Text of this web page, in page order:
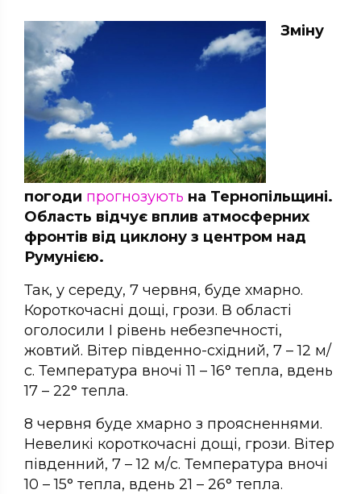
Зміну
погоди прогнозують на Тернопільщині.
Область відчує вплив атмосферних
фронтів від циклону з центром над
Румунією.
Так, у середу, 7 червня, буде хмарно.
Короткочасні дощі, грози. В області
оголосили І рівень небезпечності,
жовтий. Вітер південно-східний, 7 – 12 м/
с. Температура вночі 11 – 16° тепла, вдень
17 – 22° тепла.
8 червня буде хмарно з проясненнями.
Невеликі короткочасні дощі, грози. Вітер
південний, 7 – 12 м/с. Температура вночі
10 – 15° тепла, вдень 21 – 26° тепла.